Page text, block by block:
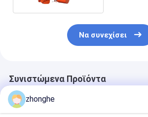
Να συνεχίσει
Συνιστώμενα Προϊόντα
zhonghe